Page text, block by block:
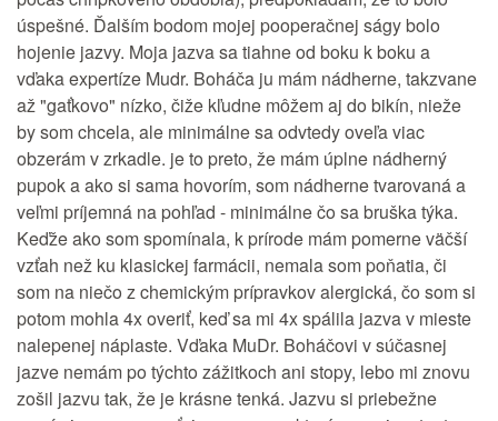
úspešné. Ďalším bodom mojej pooperačnej ságy bolo
hojenie jazvy. Moja jazva sa tiahne od boku k boku a
vďaka expertíze Mudr. Boháča ju mám nádherne, takzvane
až "gaťkovo" nízko, čiže kľudne môžem aj do bikín, nieže
by som chcela, ale minimálne sa odvtedy oveľa viac
obzerám v zrkadle. je to preto, že mám úplne nádherný
pupok a ako si sama hovorím, som nádherne tvarovaná a
veľmi príjemná na pohľad - minimálne čo sa bruška týka.
Keďže ako som spomínala, k prírode mám pomerne väčší
vzťah než ku klasickej farmácii, nemala som poňatia, či
som na niečo z chemickým prípravkov alergická, čo som si
potom mohla 4x overiť, keď sa mi 4x spálila jazva v mieste
nalepenej náplaste. Vďaka MuDr. Boháčovi v súčasnej
jazve nemám po týchto zážitkoch ani stopy, lebo mi znovu
zošil jazvu tak, že je krásne tenká. Jazvu si priebežne